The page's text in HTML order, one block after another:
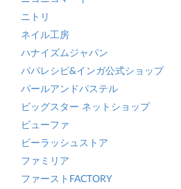
ニトリ
ネイル工房
ハナイズムジャパン
パパレシピ&インガ公式ショップ
パールアンドパステル
ビッグスター ネットショップ
ビューファ
ビーラッシュストア
ファミリア
ファーストFACTORY